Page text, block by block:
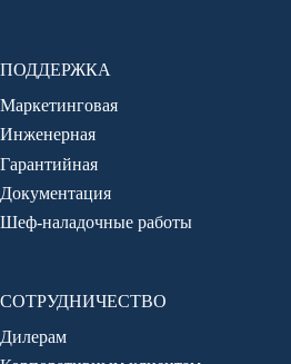
ПОДДЕРЖКА
Маркетинговая
Инженерная
Гарантийная
Документация
Шеф-наладочные работы
СОТРУДНИЧЕСТВО
Дилерам